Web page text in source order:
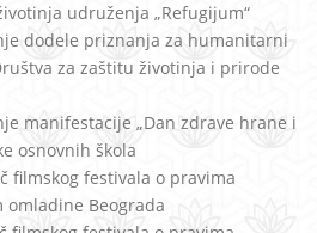
udruženja „Refugijum“
dodele priznanja za humanitarni
za zaštitu životinja i prirode
manifestacije „Dan zdrave hrane i
osnovnih škola
filmskog festivala o pravima
omladine Beograda